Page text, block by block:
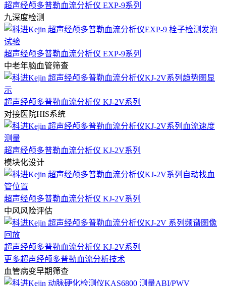
超声经颅多普勒血流分析仪 EXP-9系列
九深度检测
超声经颅多普勒血流分析仪 EXP-9系列
中老年脑血管筛查
超声经颅多普勒血流分析仪 KJ-2V系列
对接医院HIS系统
超声经颅多普勒血流分析仪 KJ-2V系列
模块化设计
超声经颅多普勒血流分析仪 KJ-2V系列
中风风险评估
超声经颅多普勒血流分析仪 KJ-2V系列
更多超声经颅多普勒血流分析技术
血管病变早期筛查